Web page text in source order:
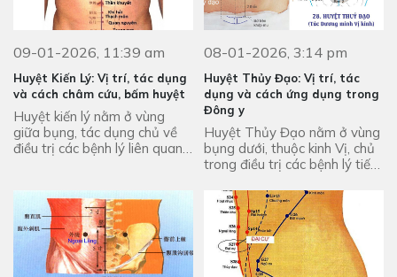
09-01-2026, 11:39 am
Huyệt Kiến Lý: Vị trí, tác dụng
và cách châm cứu, bấm huyệt
Huyệt kiến lý nằm ở vùng
giữa bụng, tác dụng chủ về
điều trị các bệnh lý liên quan
08-01-2026, 3:14 pm
Huyệt Thủy Đạo: Vị trí, tác
dụng và cách ứng dụng trong
Đông y
Huyệt Thủy Đạo nằm ở vùng
bụng dưới, thuộc kinh Vị, chủ
trong điều trị các bệnh lý tiết
cải thiện sinh lý,... Xem bài ...